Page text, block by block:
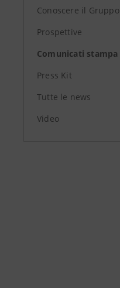
Conoscere il Gruppo
Prospettive
Comunicati stampa
Press Kit
Tutte le news
Video